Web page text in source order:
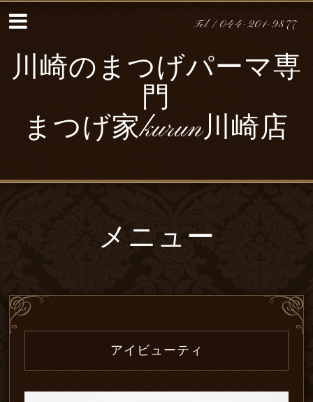
Tel / 044-201-9877
川崎のまつげパーマ専
門
まつげ家kurun川崎店
メニュー
アイビューティ